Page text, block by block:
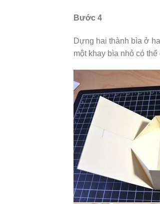
Bước 4
Dựng hai thành bìa ở
một khay bìa nhỏ có